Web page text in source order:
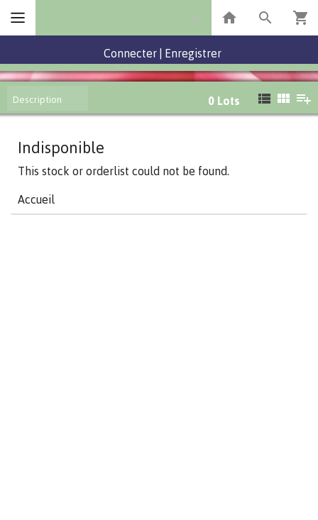
Connecter Enregistrer
Description 0 Lots
Indisponible
This stock or orderlist could not be found.
Accueil